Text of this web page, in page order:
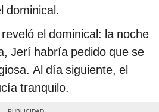
dominical.
el dominical: la noche
Jerí habría pedido que se
Al día siguiente, el
tranquilo.